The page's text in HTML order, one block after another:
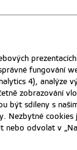
fungování
4), analýze
zobrazování
být sdíleny s
Nezbytné
nebo odvolat v